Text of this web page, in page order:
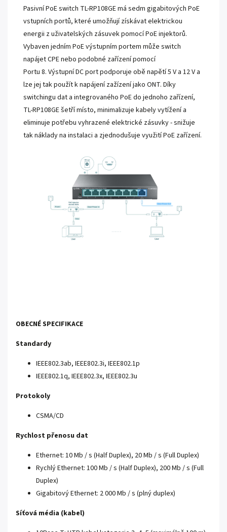
Pasivní PoE switch TL-RP108GE má sedm gigabitových PoE
vstupních portů, které umožňují získávat elektrickou
energii z uživatelských zásuvek pomocí PoE injektorů.
Vybaven jedním PoE výstupním portem může switch
napájet CPE nebo podobné zařízení pomocí
Portu 8. Výstupní DC port podporuje obě napětí 5 V a 12 V a
lze jej tak použít k napájení zažízení jako ONT. Díky
switchingu dat a integrovaného PoE do jednoho zařízení,
TL-RP108GE šetří místo, minimalizuje kabely vytížení a
eliminuje potřebu vyhrazené elektrické zásuvky - snižuje
tak náklady na instalaci a zjednodušuje využití PoE zařízení.
OBECNÉ SPECIFIKACE
Standardy
IEEE802.3ab, IEEE802.3i, IEEE802.1p
IEEE802.1q, IEEE802.3x, IEEE802.3u
Protokoly
CSMA/CD
Rychlost přenosu dat
Ethernet: 10 Mb / s (Half Duplex), 20 Mb / s (Full Duplex)
Rychlý Ethernet: 100 Mb / s (Half Duplex), 200 Mb / s (Full
Duplex)
Gigabitový Ethernet: 2 000 Mb / s (plný duplex)
Síťová média (kabel)